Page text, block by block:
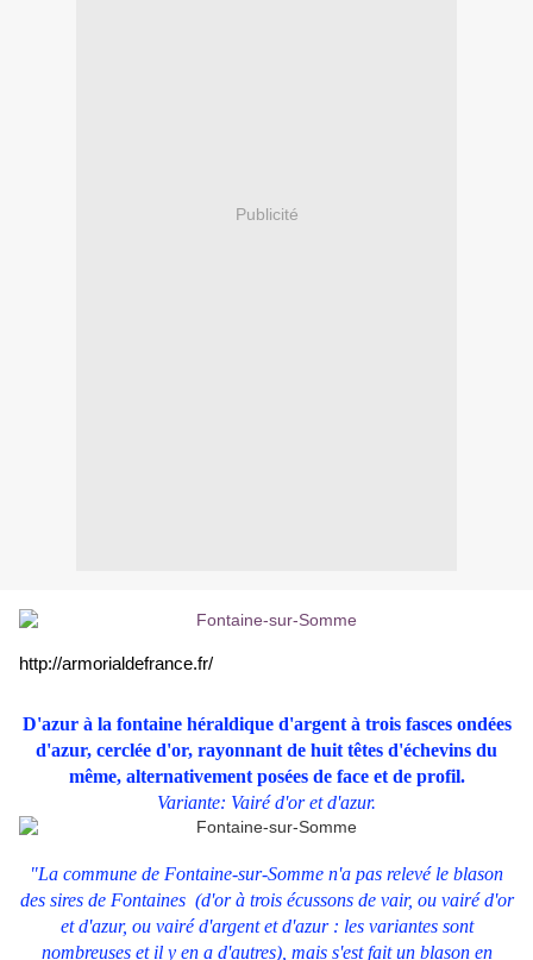
Publicité
http://armorialdefrance.fr/
D'azur à la fontaine héraldique d'argent à trois fasces ondées
d'azur, cerclée d'or, rayonnant de huit têtes d'échevins du
même, alternativement posées de face et de profil.
Variante: Vairé d'or et d'azur.
"La commune de Fontaine-sur-Somme n'a pas relevé le blason
des sires de Fontaines (d'or à trois écussons de vair, ou vairé d'or
et d'azur, ou vairé d'argent et d'azur : les variantes sont
nombreuses et il y en a d'autres), mais s'est fait un blason en